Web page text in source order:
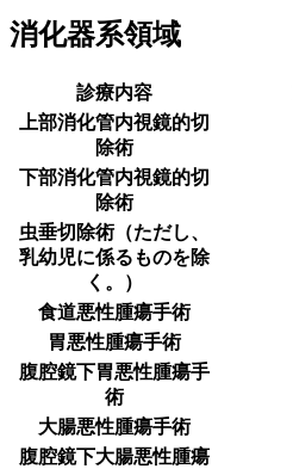
消化器系領域
診療内容
上部消化管内視鏡的切
除術
下部消化管内視鏡的切
除術
虫垂切除術（ただし、
乳幼児に係るものを除
く。）
食道悪性腫瘍手術
胃悪性腫瘍手術
腹腔鏡下胃悪性腫瘍手
術
大腸悪性腫瘍手術
腹腔鏡下大腸悪性腫瘍